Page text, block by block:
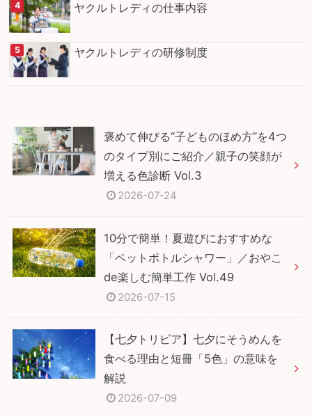
ヤクルトレディの仕事内容
ヤクルトレディの研修制度
褒めて伸びる“子どものほめ方”を4つ
のタイプ別にご紹介／親子の笑顔が
増える色診断 Vol.3
2026-07-24
10分で簡単！夏遊びにおすすめな
「ペットボトルシャワー」／おやこ
de楽しむ簡単工作 Vol.49
2026-07-15
【七夕トリビア】七夕にそうめんを
食べる理由と短冊「5色」の意味を
解説
2026-07-09